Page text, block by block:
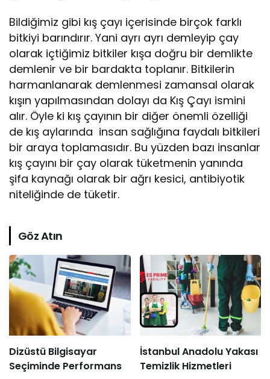
Bildiğimiz gibi kış çayı içerisinde birçok farklı
bitkiyi barındırır. Yani ayrı ayrı demleyip çay
olarak içtiğimiz bitkiler kışa doğru bir demlikte
demlenir ve bir bardakta toplanır. Bitkilerin
harmanlanarak demlenmesi zamansal olarak
kışın yapılmasından dolayı da Kış Çayı ismini
alır. Öyle ki kış çayının bir diğer önemli özelliği
de kış aylarında insan sağlığına faydalı bitkileri
bir araya toplamasıdır. Bu yüzden bazı insanlar
kış çayını bir çay olarak tüketmenin yanında
şifa kaynağı olarak bir ağrı kesici, antibiyotik
niteliğinde de tüketir.
Göz Atın
Dizüstü Bilgisayar
Seçiminde Performans
İstanbul Anadolu Yakası
Temizlik Hizmetleri